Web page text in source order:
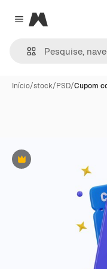
Close menu
Magnific
Início/stock/PSD/Cupom
Premium